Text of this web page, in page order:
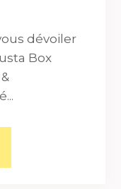
dévoiler
Box